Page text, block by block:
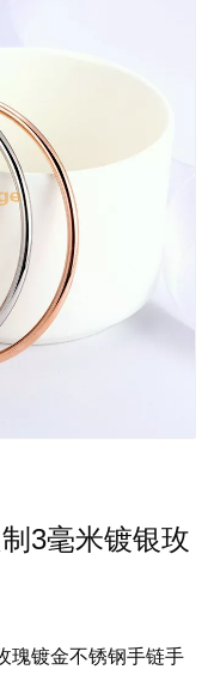
3毫米镀银玫
瑰镀金不锈钢手链手